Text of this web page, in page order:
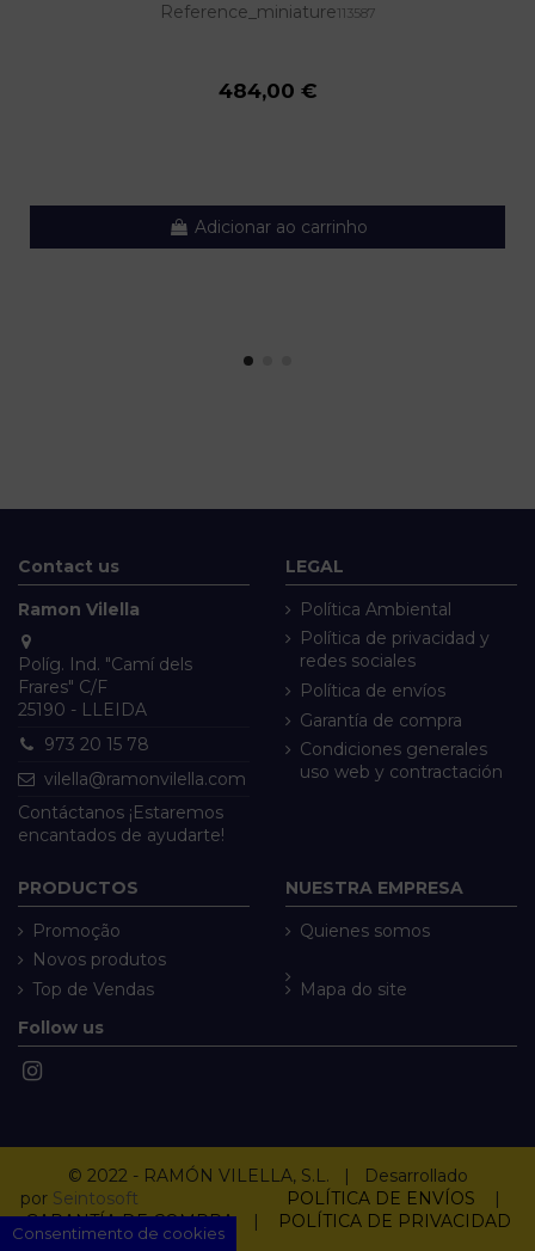
Reference_miniature113587
484,00 €
Adicionar ao carrinho
Contact us
Ramon Vilella
Políg. Ind. "Camí dels
Frares" C/F
25190 - LLEIDA
973 20 15 78
vilella@ramonvilella.com
Contáctanos ¡Estaremos
encantados de ayudarte!
LEGAL
Política Ambiental
Política de privacidad y
redes sociales
Política de envíos
Garantía de compra
Condiciones generales
uso web y contractación
PRODUCTOS
Promoção
Novos produtos
Top de Vendas
NUESTRA EMPRESA
Quienes somos
Mapa do site
Follow us
© 2022 - RAMÓN VILELLA, S.L. | Desarrollado
por Seintosoft POLÍTICA DE ENVÍOS
|
GARANTÍA DE COMPRA| POLÍTICA DE PRIVACIDAD
Consentimento de cookies